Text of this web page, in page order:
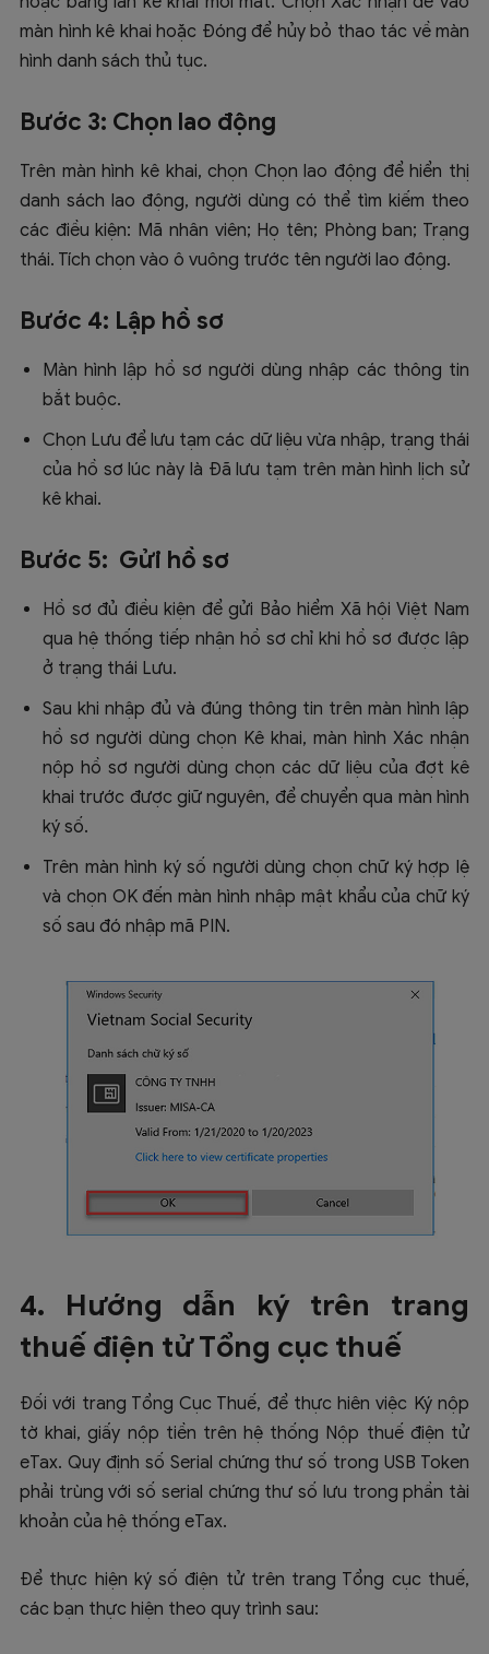
màn hình kê khai hoặc Đóng để hủy bỏ thao tác về màn
hình danh sách thủ tục.
Bước 3: Chọn lao động
Trên màn hình kê khai, chọn Chọn lao động để hiển thị
danh sách lao động, người dùng có thể tìm kiếm theo
các điều kiện: Mã nhân viên; Họ tên; Phòng ban; Trạng
thái. Tích chọn vào ô vuông trước tên người lao động.
Bước 4: Lập hồ sơ
Màn hình lập hồ sơ người dùng nhập các thông tin
bắt buộc.
Chọn Lưu để lưu tạm các dữ liệu vừa nhập, trạng thái
của hồ sơ lúc này là Đã lưu tạm trên màn hình lịch sử
kê khai.
Bước 5: Gửi hồ sơ
Hồ sơ đủ điều kiện để gửi Bảo hiểm Xã hội Việt Nam
qua hệ thống tiếp nhận hồ sơ chỉ khi hồ sơ được lập
ở trạng thái Lưu.
Sau khi nhập đủ và đúng thông tin trên màn hình lập
hồ sơ người dùng chọn Kê khai, màn hình Xác nhận
nộp hồ sơ người dùng chọn các dữ liệu của đợt kê
khai trước được giữ nguyên, để chuyển qua màn hình
ký số.
Trên màn hình ký số người dùng chọn chữ ký hợp lệ
và chọn OK đến màn hình nhập mật khẩu của chữ ký
số sau đó nhập mã PIN.
4. Hướng dẫn ký trên trang
thuế điện tử Tổng cục thuế
Đối với trang Tổng Cục Thuế, để thực hiên việc Ký nộp
tờ khai, giấy nộp tiền trên hệ thống Nộp thuế điện tử
eTax. Quy định số Serial chứng thư số trong USB Token
phải trùng với số serial chứng thư số lưu trong phần tài
khoản của hệ thống eTax.
Để thực hiện ký số điện tử trên trang Tổng cục thuế,
các bạn thực hiện theo quy trình sau: